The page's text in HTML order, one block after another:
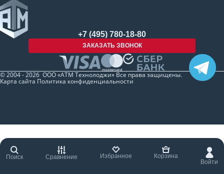
Поиск Сравнение Избранное
Корзина
Войти
+7 (495) 780-18-80
ЗАКАЗАТЬ ЗВОНОК
© 2004 - 2026 ООО «АТМ Технолоджи» Все права защищены.
Карта сайта Политика конфиденциальности